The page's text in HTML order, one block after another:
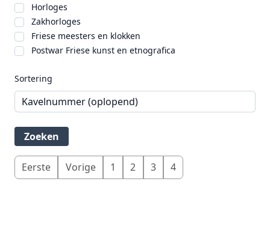
Horloges
Zakhorloges
Friese meesters en klokken
Postwar Friese kunst en etnografica
Sortering
Eerste Vorige 1 2 3 4